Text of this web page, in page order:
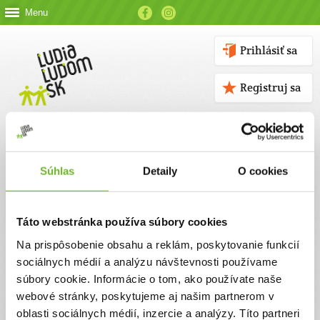
Súhlas Detaily O cookies
Táto webstránka používa súbory cookies
Na prispôsobenie obsahu a reklám, poskytovanie funkcií
sociálnych médií a analýzu návštevnosti používame
súbory cookie. Informácie o tom, ako používate naše
webové stránky, poskytujeme aj našim partnerom v
oblasti sociálnych médií, inzercie a analýzy. Títo partneri
Menu
Prihlásiť sa
Registruj sa
Kontaktné údaje
V prípade akýchkoľvek otázok nás neváhajte kontaktovať
emailom, alebo telefonicky.
ĽUDIA ĽUĎOM, n. o.